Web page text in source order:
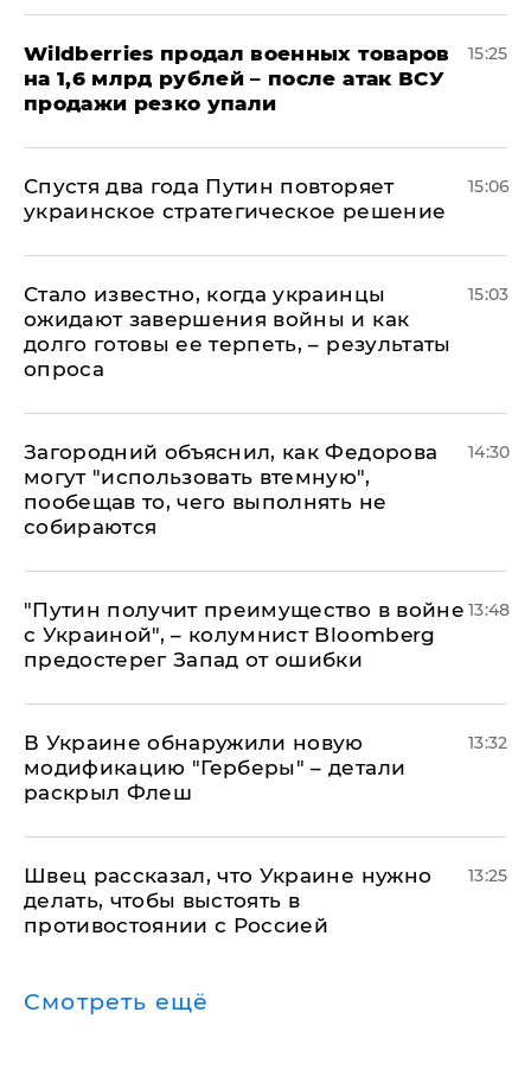
​Wildberries продал военных товаров
на 1,6 млрд рублей – после атак ВСУ
продажи резко упали
15:25
Спустя два года Путин повторяет
украинское стратегическое решение
15:06
Стало известно, когда украинцы
ожидают завершения войны и как
долго готовы ее терпеть, – результаты
опроса
15:03
Загородний объяснил, как Федорова
могут "использовать втемную",
пообещав то, чего выполнять не
собираются
14:30
"Путин получит преимущество в войне
с Украиной", – колумнист Bloomberg
предостерег Запад от ошибки
13:48
В Украине обнаружили новую
модификацию "Герберы" – детали
раскрыл Флеш
13:32
Швец рассказал, что Украине нужно
делать, чтобы выстоять в
противостоянии с Россией
13:25
Смотреть ещё